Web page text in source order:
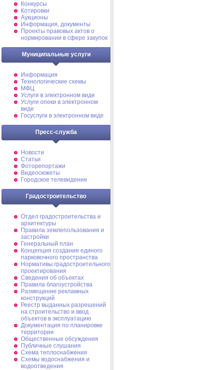
Конкурсы
Котировки
Аукционы
Информация, документы
Проекты правовых актов о
нормировании в сфере закупок
Муниципальные услуги
Информация
Технологические схемы
МФЦ
Услуги в электронном виде
Услуги опеки в электронном
виде
Госуслуги в электронном виде
Пресс-служба
Новости
Статьи
Фоторепортажи
Видеосюжеты
Городское телевидение
Градостроительство
Отдел градостроительства и
архитектуры
Правила землепользования и
застройки
Генеральный план
Концепция создания единого
парковочного пространства
Нормативы градостроительного
проектирования
Сведения об объектах
Правила благоустройства
Размещение рекламных
конструкций
Реестр выданных разрешений
на строительство и ввод
объектов в эксплуатацию
Документация по планировке
территории
Общественные обсуждения
Публичные слушания
Схема теплоснабжения
Схемы водоснабжения и
водоотведения